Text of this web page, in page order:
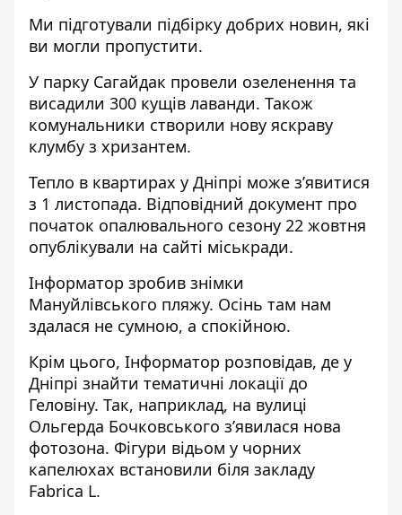
Ми підготували підбірку добрих новин, які
ви могли пропустити.
У парку Сагайдак провели озеленення та
висадили 300 кущів лаванди. Також
комунальники створили нову яскраву
клумбу з хризантем.
Тепло в квартирах у Дніпрі може з’явитися
з 1 листопада. Відповідний документ про
початок опалювального сезону 22 жовтня
опублікували на сайті міськради.
Інформатор зробив знімки
Мануйлівського пляжу. Осінь там нам
здалася не сумною, а спокійною.
Крім цього, Інформатор розповідав, де у
Дніпрі знайти тематичні локації до
Геловіну. Так, наприклад, на вулиці
Ольгерда Бочковського з’явилася нова
фотозона. Фігури відьом у чорних
капелюхах встановили біля закладу
Fabrica L.